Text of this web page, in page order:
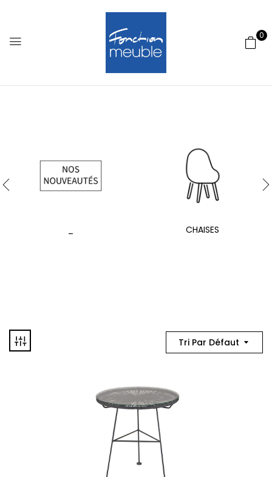
0
CHAISES
Tri Par Défaut